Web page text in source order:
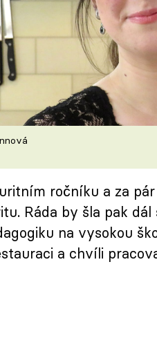
ročníku a za
Ráda by šla pak
na vysokou
a chvíli